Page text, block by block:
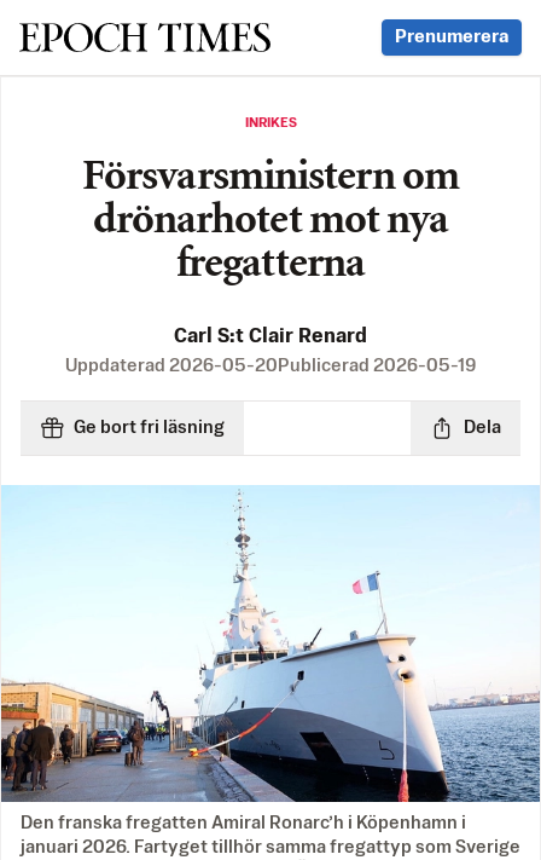
Svenska Epoch Times Prenumerera
INRIKES
Försvarsministern om
drönarhotet mot nya
fregatterna
Carl S:t Clair Renard
Uppdaterad 2026-05-20 Publicerad 2026-05-19
Ge bort fri läsning Dela
Den franska fregatten Amiral Ronarc’h i Köpenhamn i
januari 2026. Fartyget tillhör samma fregattyp som Sverige